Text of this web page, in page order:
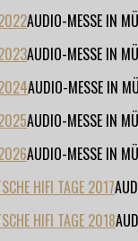
AUDIO-MESSE IN
AUDIO-MESSE IN
AUDIO-MESSE IN
AUDIO-MESSE IN
AUDIO-MESSE IN
HIFI TAGE 2017
HIFI TAGE 2018